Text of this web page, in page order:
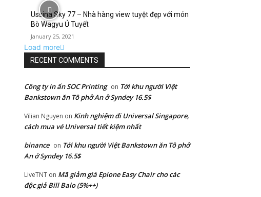
Ussina Sky 77 – Nhà hàng view tuyệt đẹp với món
Bò Wagyu Ủ Tuyết
January 25, 2021
Load more
RECENT COMMENTS
Công ty in ấn SOC Printing on Tới khu người Việt
Bankstown ăn Tô phở An ở Syndey 16.5$
Vilian Nguyen on Kinh nghiệm đi Universal Singapore,
cách mua vé Universal tiết kiệm nhất
binance on Tới khu người Việt Bankstown ăn Tô phở
An ở Syndey 16.5$
LiveTNT on Mã giảm giá Epione Easy Chair cho các
độc giả Bill Balo (5%++)